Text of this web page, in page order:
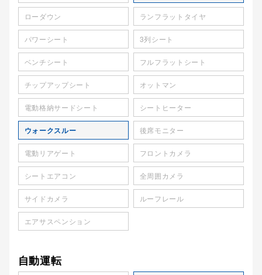
ローダウン ランフラットタイヤ
パワーシート 3列シート
ベンチシート フルフラットシート
チップアップシート オットマン
電動格納サードシート シートヒーター
ウォークスルー 後席モニター
電動リアゲート フロントカメラ
シートエアコン 全周囲カメラ
サイドカメラ ルーフレール
エアサスペンション
自動運転